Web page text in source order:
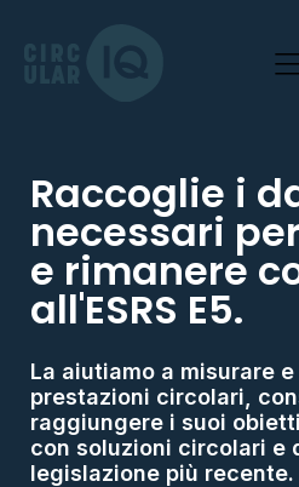
Raccoglie i
necessari
e rimanere
all'ESRS E5.
La aiutiamo a misurare
prestazioni circolari,
raggiungere i suoi
con soluzioni circolari e
legislazione più recente.